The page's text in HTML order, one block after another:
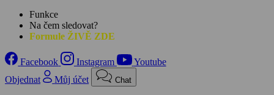
Funkce
Na čem sledovat?
Formule ŽIVĚ ZDE
Facebook Instagram
Youtube
Objednat
Můj účet Chat